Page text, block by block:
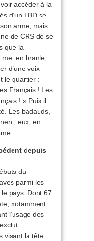
accéder à la
d’un LBD se
arme, mais
de CRS de se
que la
en branle,
d’une voix
le quartier :
Français ! Les
! » Puis il
Les badauds,
eux, en
depuis
du
parmi les
pays. Dont 67
notamment
l’usage des
visant la tête.